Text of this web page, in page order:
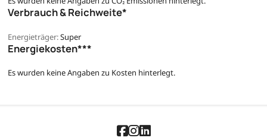
Verbrauch & Reichweite*
Energieträger:Super
Energiekosten***
Es wurden keine Angaben zu Kosten hinterlegt.